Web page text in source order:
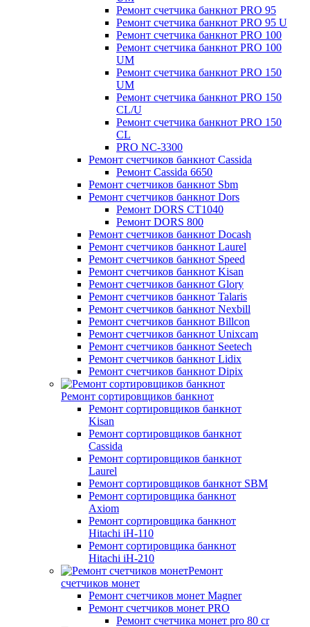
Ремонт счетчика банкнот PRO 95
Ремонт счетчика банкнот PRO 95 U
Ремонт счетчика банкнот PRO 100
Ремонт счетчика банкнот PRO 100
UM
Ремонт счетчика банкнот PRO 150
UM
Ремонт счетчика банкнот PRO 150
CL/U
Ремонт счетчика банкнот PRO 150
CL
PRO NC-3300
Ремонт счетчиков банкнот Cassida
Ремонт Cassida 6650
Ремонт счетчиков банкнот Sbm
Ремонт счетчиков банкнот Dors
Ремонт DORS СТ1040
Ремонт DORS 800
Ремонт счетчиков банкнот Docash
Ремонт счетчиков банкнот Laurel
Ремонт счетчиков банкнот Speed
Ремонт счетчиков банкнот Kisan
Ремонт счетчиков банкнот Glory
Ремонт счетчиков банкнот Talaris
Ремонт счетчиков банкнот Nexbill
Ремонт счетчиков банкнот Billcon
Ремонт счетчиков банкнот Unixcam
Ремонт счетчиков банкнот Seetech
Ремонт счетчиков банкнот Lidix
Ремонт счетчиков банкнот Dipix
Ремонт сортировщиков банкнот
Ремонт сортировщиков банкнот
Kisan
Ремонт сортировщиков банкнот
Cassida
Ремонт сортировщиков банкнот
Laurel
Ремонт сортировщиков банкнот SBM
Ремонт сортировщика банкнот
Axiom
Ремонт сортировщика банкнот
Hitachi iH-110
Ремонт сортировщика банкнот
Hitachi iH-210
Ремонт
счетчиков монет
Ремонт счетчиков монет Magner
Ремонт счетчиков монет PRO
Ремонт счетчика монет pro 80 cr